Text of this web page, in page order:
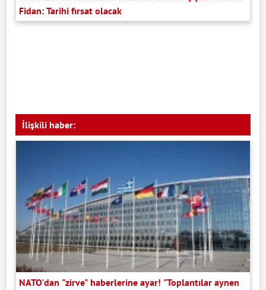
Fidan: Tarihi fırsat olacak
İlişkili haber:
NATO'dan "zirve" haberlerine ayar! "Toplantılar aynen